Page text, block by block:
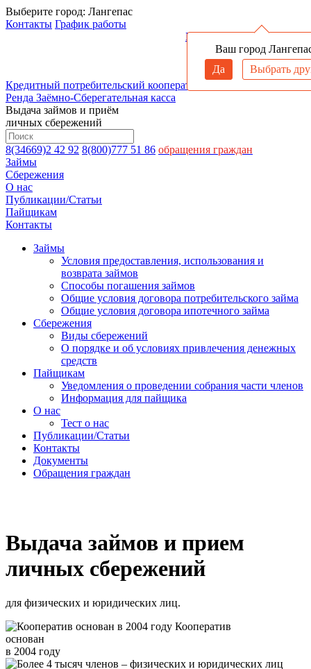
Выберите город: Лангепас
Ваш город
Да
Выбрать
Контакты График работы
Войти в личный кабинет
Кредитный потребительский кооператив
Ренда Заёмно-Сберегательная касса
Выдача займов и приём
личных сбережений
8(34669)2 42 92 8(800)777 51 86 обращения граждан
Займы
Сбережения
О нас
Публикации/Статьи
Пайщикам
Контакты
Займы
Условия предоставления, использования и
возврата займов
Способы погашения займов
Общие условия договора потребительского займа
Общие условия договора ипотечного займа
Сбережения
Виды сбережений
О порядке и об условиях привлечения денежных
средств
Пайщикам
Уведомления о проведении собрания части членов
Информация для пайщика
О нас
Тест о нас
Публикации/Статьи
Контакты
Документы
Обращения граждан
Выдача займов и прием
личных сбережений
для физических и юридических лиц.
Кооператив
основан
в 2004 году